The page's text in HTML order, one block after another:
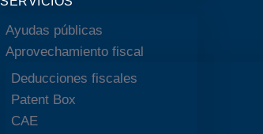
Ayudas públicas
Aprovechamiento fiscal
Deducciones fiscales
Patent Box
CAE